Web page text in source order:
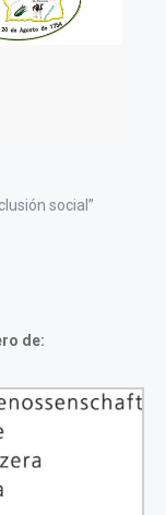
social”
de: